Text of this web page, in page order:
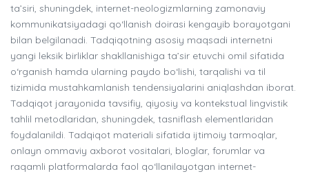
ta’siri, shuningdek, internet-neologizmlarning zamonaviy
kommunikatsiyadagi qo‘llanish doirasi kengayib borayotgani
bilan belgilanadi. Tadqiqotning asosiy maqsadi internetni
yangi leksik birliklar shakllanishiga ta’sir etuvchi omil sifatida
o‘rganish hamda ularning paydo bo‘lishi, tarqalishi va til
tizimida mustahkamlanish tendensiyalarini aniqlashdan iborat.
Tadqiqot jarayonida tavsifiy, qiyosiy va kontekstual lingvistik
tahlil metodlaridan, shuningdek, tasniflash elementlaridan
foydalanildi. Tadqiqot materiali sifatida ijtimoiy tarmoqlar,
onlayn ommaviy axborot vositalari, bloglar, forumlar va
raqamli platformalarda faol qo‘llanilayotgan internet-